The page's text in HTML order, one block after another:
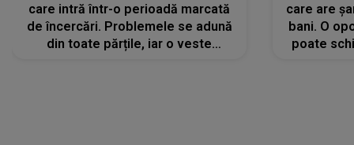
care intră într-o perioadă marcată
de încercări. Problemele se adună
din toate părțile, iar o veste
care are
bani. O
poate